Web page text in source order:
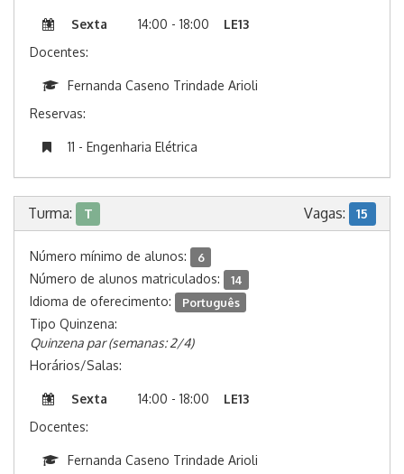
Sexta 14:00 - 18:00
LE13
Docentes:
Fernanda Caseno Trindade Arioli
Reservas:
11 - Engenharia Elétrica
Turma: T Vagas: 15
Número mínimo de alunos: 6
Número de alunos matriculados: 14
Idioma de oferecimento: Português
Tipo Quinzena:
Quinzena par (semanas: 2/4)
Horários/Salas:
Sexta 14:00 - 18:00
LE13
Docentes:
Fernanda Caseno Trindade Arioli